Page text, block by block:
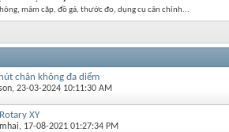
mâm cặp, đồ gá, thước đo, dụng cụ cân chỉnh...
chân không đa diểm
‎, 23-03-2024 10:11:30 AM
XY
‎, 17-08-2021 01:27:34 PM